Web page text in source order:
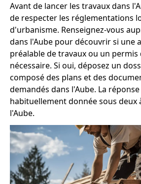
Avant de lancer les travaux dans
de respecter les réglementations
d'urbanisme. Renseignez-vous
dans l'Aube pour découvrir si une
préalable de travaux ou un
nécessaire. Si oui, déposez un
composé des plans et des
demandés dans l'Aube. La
habituellement donnée sous deux
l'Aube.